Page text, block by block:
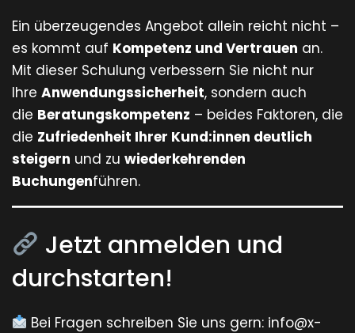
Ein überzeugendes Angebot allein reicht nicht –
es kommt auf Kompetenz und Vertrauen an.
Mit dieser Schulung verbessern Sie nicht nur
Ihre Anwendungssicherheit, sondern auch
die Beratungskompetenz – beides Faktoren, die
die Zufriedenheit Ihrer Kund:innen deutlich
steigern und zu wiederkehrenden
Buchungenführen.
Jetzt anmelden und
durchstarten!
Bei Fragen schreiben Sie uns gern: info@x-